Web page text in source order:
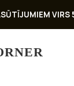
VIRS